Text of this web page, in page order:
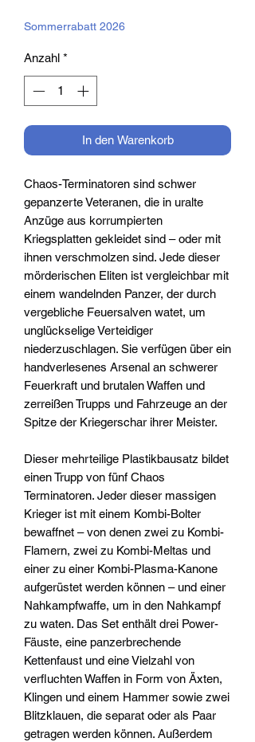
Sommerrabatt 2026
Anzahl *
In den Warenkorb
Chaos-Terminatoren sind schwer
gepanzerte Veteranen, die in uralte
Anzüge aus korrumpierten
Kriegsplatten gekleidet sind – oder mit
ihnen verschmolzen sind. Jede dieser
mörderischen Eliten ist vergleichbar mit
einem wandelnden Panzer, der durch
vergebliche Feuersalven watet, um
unglückselige Verteidiger
niederzuschlagen. Sie verfügen über ein
handverlesenes Arsenal an schwerer
Feuerkraft und brutalen Waffen und
zerreißen Trupps und Fahrzeuge an der
Spitze der Kriegerschar ihrer Meister.
Dieser mehrteilige Plastikbausatz bildet
einen Trupp von fünf Chaos
Terminatoren. Jeder dieser massigen
Krieger ist mit einem Kombi-Bolter
bewaffnet – von denen zwei zu Kombi-
Flamern, zwei zu Kombi-Meltas und
einer zu einer Kombi-Plasma-Kanone
aufgerüstet werden können – und einer
Nahkampfwaffe, um in den Nahkampf
zu waten. Das Set enthält drei Power-
Fäuste, eine panzerbrechende
Kettenfaust und eine Vielzahl von
verfluchten Waffen in Form von Äxten,
Klingen und einem Hammer sowie zwei
Blitzklauen, die separat oder als Paar
getragen werden können. Außerdem